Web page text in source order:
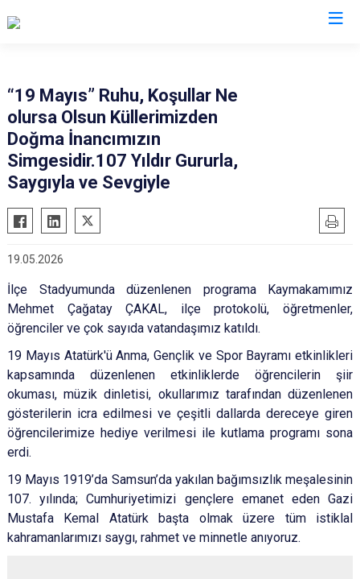
Akçakale
Birecik
Bozova
Halfeti
Harran
Siverek
“19 Mayıs” Ruhu, Koşullar Ne
olursa Olsun Küllerimizden
Doğma İnancımızın
Simgesidir.107 Yıldır Gururla,
Saygıyla ve Sevgiyle
19.05.2026
İlçe Stadyumunda düzenlenen programa Kaymakamımız
Mehmet Çağatay ÇAKAL, ilçe protokolü, öğretmenler,
öğrenciler ve çok sayıda vatandaşımız katıldı.
19 Mayıs Atatürk'ü Anma, Gençlik ve Spor Bayramı etkinlikleri
kapsamında düzenlenen etkinliklerde öğrencilerin şiir
okuması, müzik dinletisi, okullarımız tarafından düzenlenen
gösterilerin icra edilmesi ve çeşitli dallarda dereceye giren
öğrencilerimize hediye verilmesi ile kutlama programı sona
erdi.
19 Mayıs 1919’da Samsun’da yakılan bağımsızlık meşalesinin
107. yılında; Cumhuriyetimizi gençlere emanet eden Gazi
Mustafa Kemal Atatürk başta olmak üzere tüm istiklal
kahramanlarımızı saygı, rahmet ve minnetle anıyoruz.